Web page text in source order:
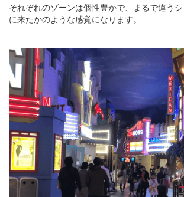
それぞれのゾーンは個性豊かで、まるで違う
に来たかのような感覚になります。